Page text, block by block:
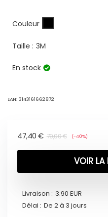
Couleur
Taille : 3M
En stock
EAN: 3143161662872
79,00€
47,40 € (-40%)
VOIR LA
Livraison : 3.90 EUR
Délai : De 2 à 3 jours